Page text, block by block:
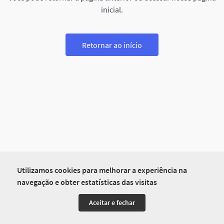
Utilizamos cookies para melhorar a experiência na
navegação e obter estatísticas das visitas
Aceitar e fechar
inicial.
Retornar ao início